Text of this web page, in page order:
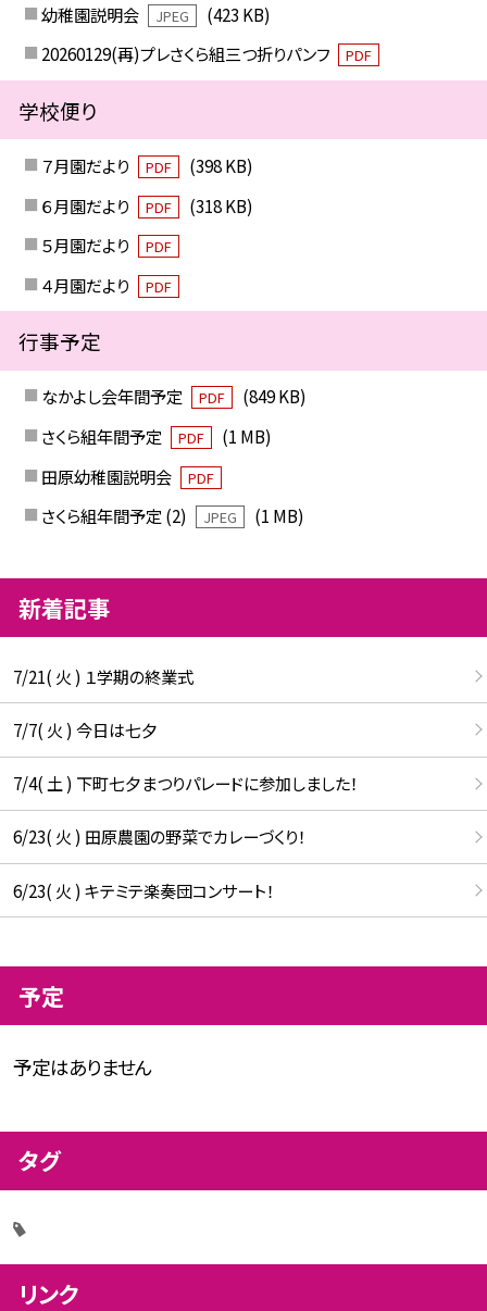
幼稚園説明会 JPEG
(423 KB)
20260129(再)プレさくら組三つ折りパンフ
PDF
学校便り
７月園だより PDF
(398 KB)
６月園だより
PDF
(318 KB)
５月園だより
PDF
４月園だより PDF
行事予定
なかよし会年間予定 PDF
(849 KB)
さくら組年間予定
PDF
(1 MB)
田原幼稚園説明会
PDF
さくら組年間予定 (2) JPEG (1 MB)
新着記事
7/21( 火 ) １学期の終業式
7/7( 火 ) 今日は七夕
7/4( 土 ) 下町七夕まつりパレードに参加しました！
6/23( 火 ) 田原農園の野菜でカレーづくり！
6/23( 火 ) キテミテ楽奏団コンサート！
予定
予定はありません
タグ
リンク